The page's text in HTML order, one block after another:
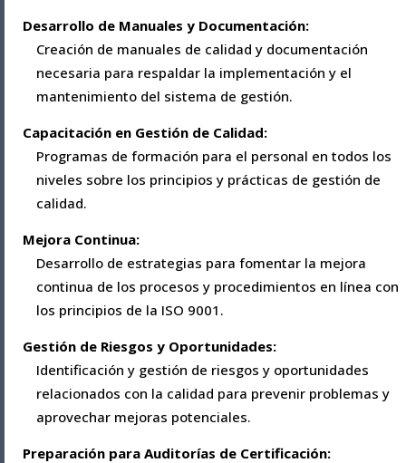
Desarrollo de Manuales y Documentación:
Creación de manuales de calidad y documentación
necesaria para respaldar la implementación y el
mantenimiento del sistema de gestión.
Capacitación en Gestión de Calidad:
Programas de formación para el personal en todos los
niveles sobre los principios y prácticas de gestión de
calidad.
Mejora Continua:
Desarrollo de estrategias para fomentar la mejora
continua de los procesos y procedimientos en línea con
los principios de la ISO 9001.
Gestión de Riesgos y Oportunidades:
Identificación y gestión de riesgos y oportunidades
relacionados con la calidad para prevenir problemas y
aprovechar mejoras potenciales.
Preparación para Auditorías de Certificación: